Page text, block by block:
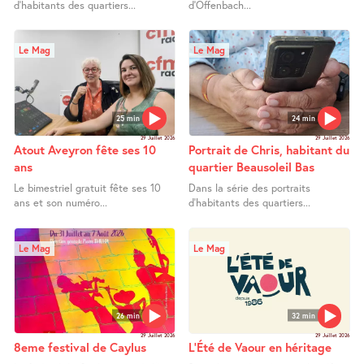
d’habitants des quartiers... d’Offenbach...
25 min
Le Mag
29 Juillet 2026
Atout Aveyron fête ses 10
ans
Le bimestriel gratuit fête ses 10
ans et son numéro...
24 min
Le Mag
29 Juillet 2026
Portrait de Chris, habitant du
quartier Beausoleil Bas
Dans la série des portraits
d’habitants des quartiers...
26 min
Le Mag
29 Juillet 2026
8eme festival de Caylus
32 min
Le Mag
29 Juillet 2026
L’Été de Vaour en héritage